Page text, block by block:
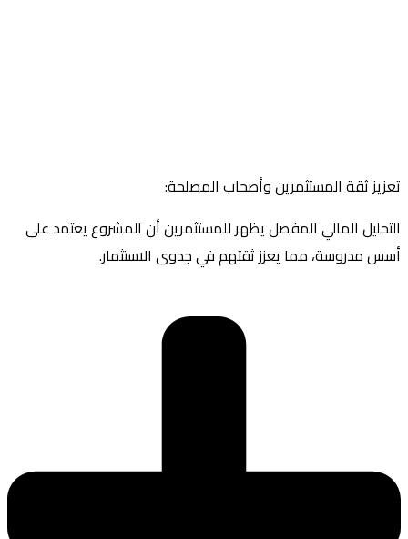
تعزيز ثقة المستثمرين وأصحاب المصلحة:
التحليل المالي المفصل يظهر للمستثمرين أن المشروع يعتمد على
أسس مدروسة، مما يعزز ثقتهم في جدوى الاستثمار.